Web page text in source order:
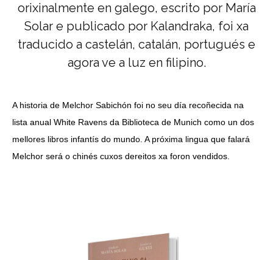
orixinalmente en galego, escrito por María
Solar e publicado por Kalandraka, foi xa
traducido a castelán, catalán, portugués e
agora ve a luz en filipino.
A historia de Melchor Sabichón foi no seu día recoñecida na
lista anual White Ravens da Biblioteca de Munich como un dos
mellores libros infantís do mundo. A próxima lingua que falará
Melchor será o chinés cuxos dereitos xa foron vendidos.